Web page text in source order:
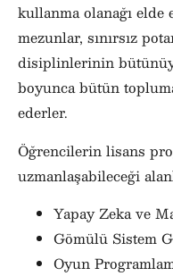
kullanma olanağı elde
mezunlar, sınırsız
disiplinlerinin
boyunca bütün
ederler.
Öğrencilerin lisans
uzmanlaşabileceği
Yapay Zeka ve
Gömülü Sistem
Oyun